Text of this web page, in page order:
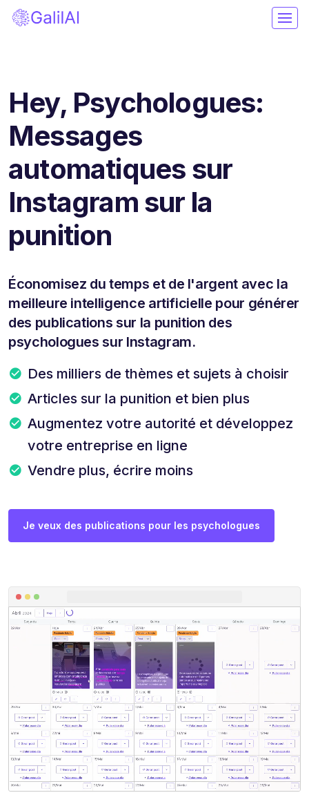
Hey, Psychologues:
Messages
automatiques sur
Instagram sur la
punition
Économisez du temps et de l'argent avec la
meilleure intelligence artificielle pour générer
des publications sur la punition des
psychologues sur Instagram.
Des milliers de thèmes et sujets à choisir
Articles sur la punition et bien plus
Augmentez votre autorité et développez
votre entreprise en ligne
Vendre plus, écrire moins
Je veux des publications pour les psychologues